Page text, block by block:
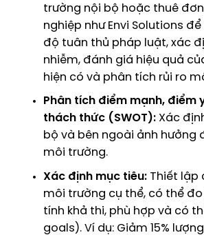
trường nội bộ hoặc thuê
nghiệp như Envi Solutions
độ tuân thủ pháp luật, xác
nhiễm, đánh giá hiệu quả
hiện có và phân tích rủi ro
Phân tích điểm mạnh, điểm
thách thức (SWOT): Xác
bộ và bên ngoài ảnh hưởng
môi trường.
Xác định mục tiêu: Thiết lập
môi trường cụ thể, có thể
tính khả thi, phù hợp và có
goals). Ví dụ: Giảm 15%